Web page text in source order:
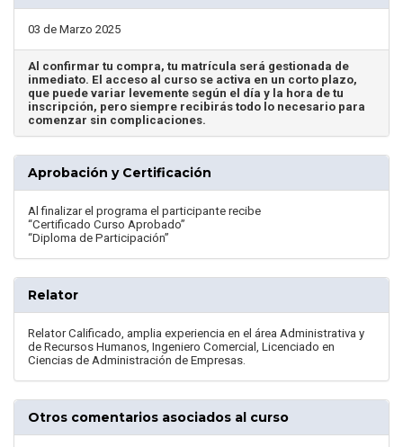
03 de Marzo 2025
Al confirmar tu compra, tu matrícula será gestionada de
inmediato. El acceso al curso se activa en un corto plazo,
que puede variar levemente según el día y la hora de tu
inscripción, pero siempre recibirás todo lo necesario para
comenzar sin complicaciones.
Aprobación y Certificación
Al finalizar el programa el participante recibe
“Certificado Curso Aprobado”
“Diploma de Participación”
Relator
Relator Calificado, amplia experiencia en el área Administrativa y
de Recursos Humanos, Ingeniero Comercial, Licenciado en
Ciencias de Administración de Empresas.
Otros comentarios asociados al curso